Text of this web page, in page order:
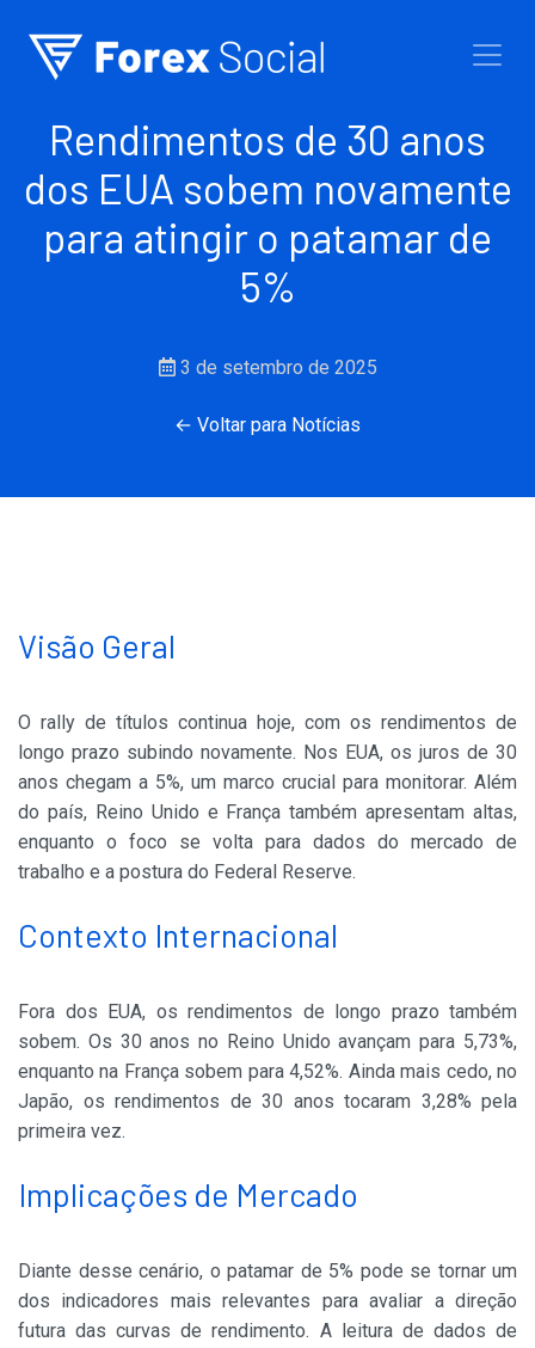
Rendimentos de 30 anos
dos EUA sobem novamente
para atingir o patamar de
5%
3 de setembro de 2025
← Voltar para Notícias
Visão Geral
O rally de títulos continua hoje, com os rendimentos de
longo prazo subindo novamente. Nos EUA, os juros de 30
anos chegam a 5%, um marco crucial para monitorar. Além
do país, Reino Unido e França também apresentam altas,
enquanto o foco se volta para dados do mercado de
trabalho e a postura do Federal Reserve.
Contexto Internacional
Fora dos EUA, os rendimentos de longo prazo também
sobem. Os 30 anos no Reino Unido avançam para 5,73%,
enquanto na França sobem para 4,52%. Ainda mais cedo, no
Japão, os rendimentos de 30 anos tocaram 3,28% pela
primeira vez.
Implicações de Mercado
Diante desse cenário, o patamar de 5% pode se tornar um
dos indicadores mais relevantes para avaliar a direção
futura das curvas de rendimento. A leitura de dados de